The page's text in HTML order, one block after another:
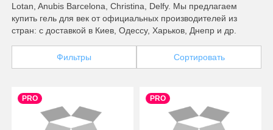
Lotan, Anubis Barcelona, Christina, Delfy. Мы предлагаем
купить гель для век от официальных производителей из
стран: с доставкой в Киев, Одессу, Харьков, Днепр и др.
Фильтры Сортировать
PRO PRO